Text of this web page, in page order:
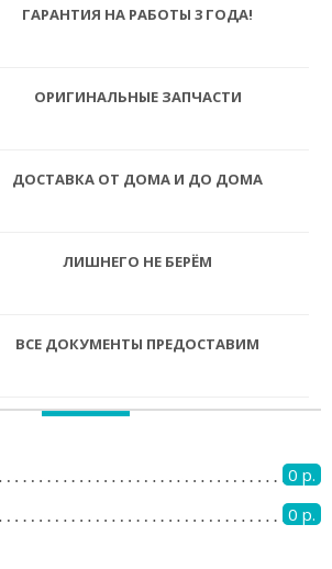
ГАРАНТИЯ НА РАБОТЫ 3 ГОДА!
ОРИГИНАЛЬНЫЕ ЗАПЧАСТИ
ДОСТАВКА ОТ ДОМА И ДО ДОМА
ЛИШНЕГО НЕ БЕРЁМ
ВСЕ ДОКУМЕНТЫ ПРЕДОСТАВИМ
0 р.
0 р.